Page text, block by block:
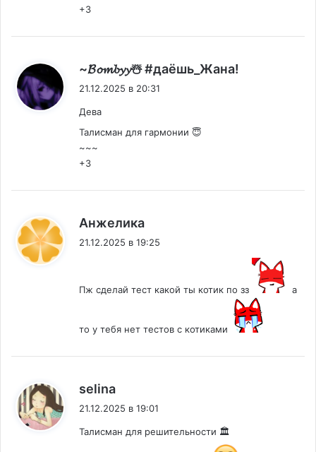
+3
~𝓑𝓸𝓶𝓫𝔂𝔂☃️ #даëшь_Жана!
21.12.2025 в 20:31
Дева
Талисман для гармонии 😇
~~~
+3
Анжелика
21.12.2025 в 19:25
Пж сделай тест какой ты котик по зз а
то у тебя нет тестов с котиками
selina
21.12.2025 в 19:01
Талисман для решительности 🏛️